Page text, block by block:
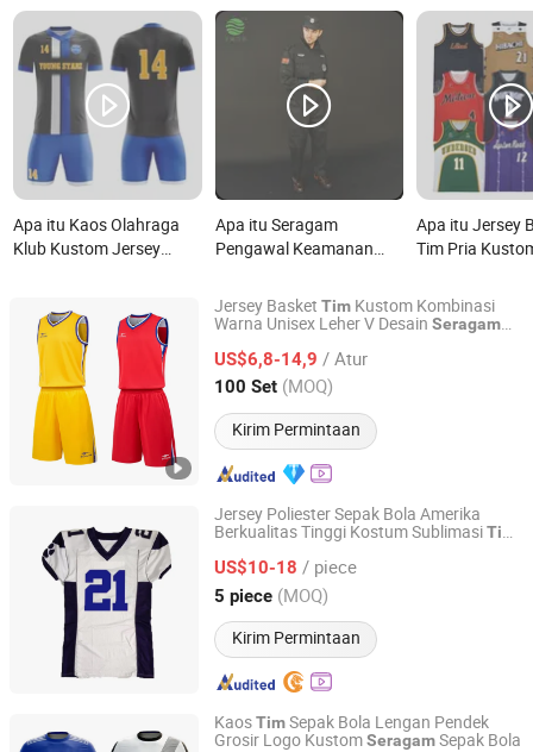
Apa itu Kaos Olahraga
Klub Kustom Jersey
Kering Fit
Apa itu Seragam
Pengawal Keamanan
Berkualitas Tinggi yang
Tahan Lama untuk Tim
dengan Kain Campuran
Poliester Katun yang
Bernapas
Apa itu Jersey
Tim Pria
Basket Kustom
Jersey Basket Tim Kustom Kombinasi
Warna Unisex Leher V Desain Seragam
US$6,8-14,9 / Atur
100 Set (MOQ)
Kirim Permintaan
GANZHOU BESTEAM INTERNATIONAL CO.,LTD
Jiangxi, China Harga mulai 2025
Jersey Poliester Sepak Bola Amerika
Berkualitas Tinggi Kostum SublimasiTim
US$10-18 / piece
5 piece (MOQ)
Kirim Permintaan
Goldleaf (Shenzhen) Sports Co., Ltd.
Guangdong, China Harga mulai 2019
KaosTimSepak Bola Lengan Pendek
Grosir Logo KustomSeragamSepak Bola